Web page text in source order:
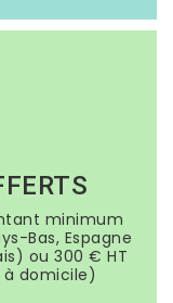
minimum
Bas, Espagne
ou 300 € HT
à domicile)